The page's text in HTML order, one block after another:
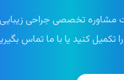
مشاوره تخصصی جراحی
تکمیل کنید یا با ما تماس